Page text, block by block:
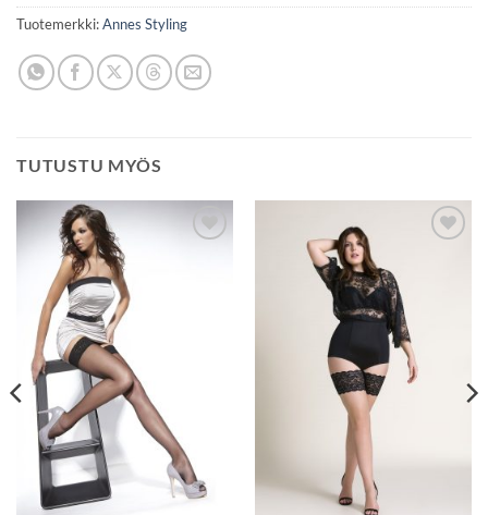
Tuotemerkki:Annes Styling
TUTUSTU MYÖS